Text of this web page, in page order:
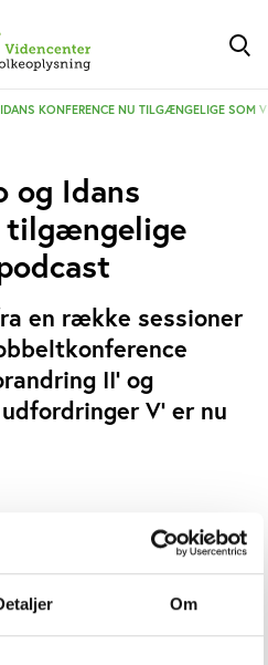
Om
KONFERENCE NU TILGÆNGELIGE SOM
og Idans
tilgængelige
en række sessioner
II’ og
V’ er nu